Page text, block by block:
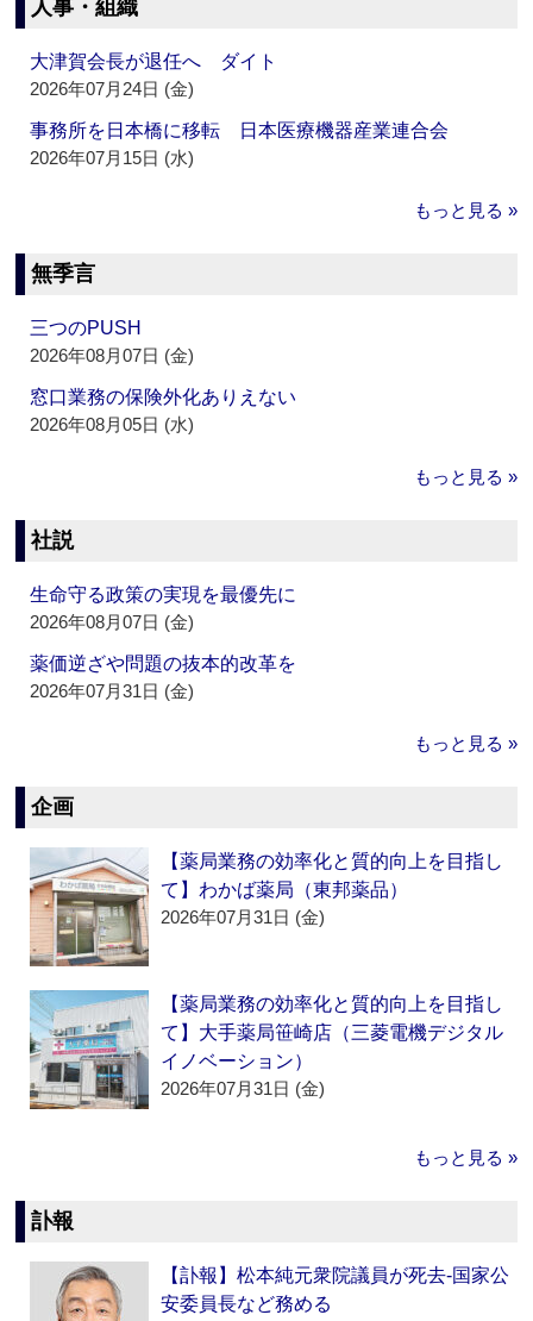
人事・組織
大津賀会長が退任へ ダイト
2026年07月24日 (金)
事務所を日本橋に移転 日本医療機器産業連合会
2026年07月15日 (水)
もっと見る »
無季言
三つのPUSH
2026年08月07日 (金)
窓口業務の保険外化ありえない
2026年08月05日 (水)
もっと見る »
社説
生命守る政策の実現を最優先に
2026年08月07日 (金)
薬価逆ざや問題の抜本的改革を
2026年07月31日 (金)
もっと見る »
企画
【薬局業務の効率化と質的向上を目指し
て】わかば薬局（東邦薬品）
2026年07月31日 (金)
【薬局業務の効率化と質的向上を目指し
て】大手薬局笹崎店（三菱電機デジタル
イノベーション）
2026年07月31日 (金)
もっと見る »
訃報
【訃報】松本純元衆院議員が死去‐国家公
安委員長など務める